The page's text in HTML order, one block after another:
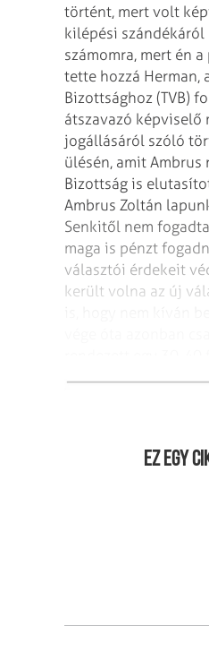
történt, mert volt
kilépési
számomra, mert én
tette hozzá Herman,
Bizottsághoz (TVB)
átszavazó képviselő
jogállásáról szóló
ülésén, amit
Bizottság is
Ambrus Zoltán
Senkitől nem
maga is pénzt
választói érdekeit
került volna az új
is nagy riadalmat
Ez egy